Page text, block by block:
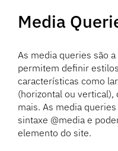
Media
As media queries são a
permitem definir
características como
(horizontal ou
mais. As media
sintaxe @media e
elemento do site.